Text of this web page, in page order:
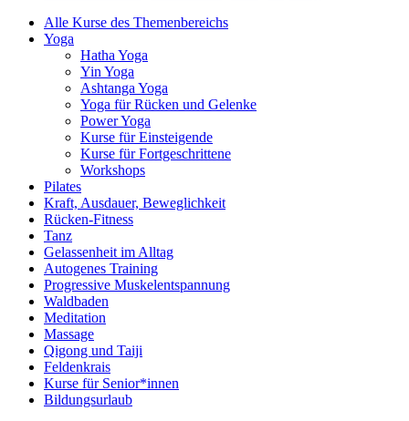
Alle Kurse des Themenbereichs
Yoga
Hatha Yoga
Yin Yoga
Ashtanga Yoga
Yoga für Rücken und Gelenke
Power Yoga
Kurse für Einsteigende
Kurse für Fortgeschrittene
Workshops
Pilates
Kraft, Ausdauer, Beweglichkeit
Rücken-Fitness
Tanz
Gelassenheit im Alltag
Autogenes Training
Progressive Muskelentspannung
Waldbaden
Meditation
Massage
Qigong und Taiji
Feldenkrais
Kurse für Senior*innen
Bildungsurlaub